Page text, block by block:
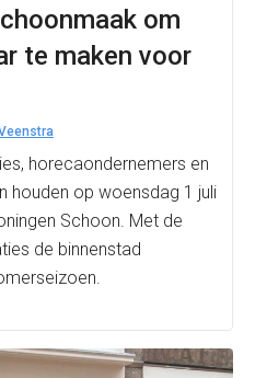
om
te maken voor
horecaondernemers en
houden op woensdag 1 juli
Schoon. Met de
de binnenstad